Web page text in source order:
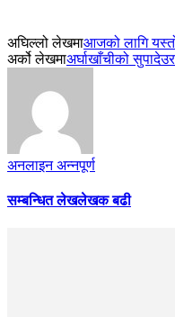
अघिल्लो लेखमाआजको लागि
अर्को लेखमाअर्घाखाँचीको
अनलाइन अन्नपूर्ण
सम्बन्धित लेखलेखक बढी